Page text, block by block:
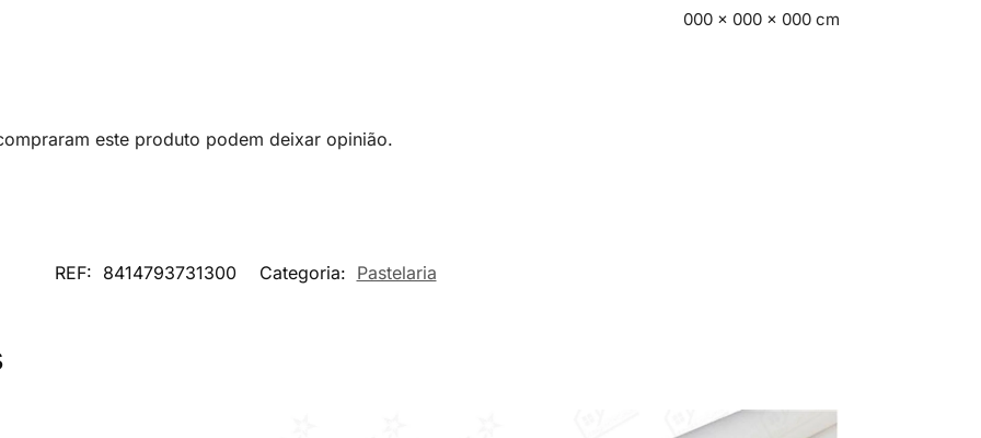
000 × 000 × 000 cm
este produto podem deixar opinião.
REF: 8414793731300 Categoria: Pastelaria